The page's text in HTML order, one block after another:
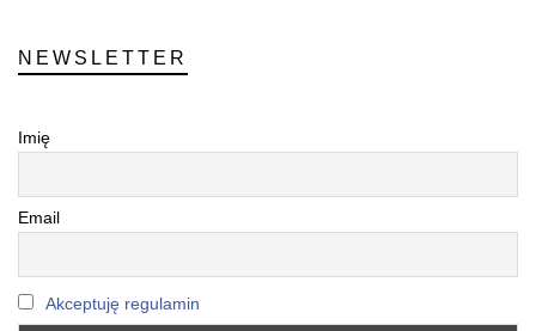
NEWSLETTER
Imię
Email
Akceptuję regulamin